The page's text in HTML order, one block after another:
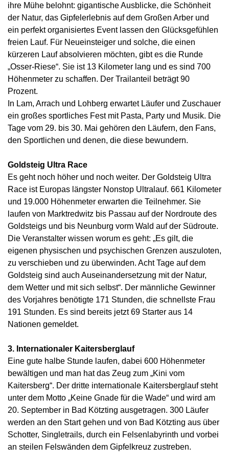
ihre Mühe belohnt: gigantische Ausblicke, die Schönheit
der Natur, das Gipfelerlebnis auf dem Großen Arber und
ein perfekt organisiertes Event lassen den Glücksgefühlen
freien Lauf. Für Neueinsteiger und solche, die einen
kürzeren Lauf absolvieren möchten, gibt es die Runde
„Osser-Riese“. Sie ist 13 Kilometer lang und es sind 700
Höhenmeter zu schaffen. Der Trailanteil beträgt 90
Prozent.
In Lam, Arrach und Lohberg erwartet Läufer und Zuschauer
ein großes sportliches Fest mit Pasta, Party und Musik. Die
Tage vom 29. bis 30. Mai gehören den Läufern, den Fans,
den Sportlichen und denen, die diese bewundern.
Goldsteig Ultra Race
Es geht noch höher und noch weiter. Der Goldsteig Ultra
Race ist Europas längster Nonstop Ultralauf. 661 Kilometer
und 19.000 Höhenmeter erwarten die Teilnehmer. Sie
laufen von Marktredwitz bis Passau auf der Nordroute des
Goldsteigs und bis Neunburg vorm Wald auf der Südroute.
Die Veranstalter wissen worum es geht: „Es gilt, die
eigenen physischen und psychischen Grenzen auszuloten,
zu verschieben und zu überwinden. Acht Tage auf dem
Goldsteig sind auch Auseinandersetzung mit der Natur,
dem Wetter und mit sich selbst“. Der männliche Gewinner
des Vorjahres benötigte 171 Stunden, die schnellste Frau
191 Stunden. Es sind bereits jetzt 69 Starter aus 14
Nationen gemeldet.
3. Internationaler Kaitersberglauf
Eine gute halbe Stunde laufen, dabei 600 Höhenmeter
bewältigen und man hat das Zeug zum „Kini vom
Kaitersberg“. Der dritte internationale Kaitersberglauf steht
unter dem Motto „Keine Gnade für die Wade“ und wird am
20. September in Bad Kötzting ausgetragen. 300 Läufer
werden an den Start gehen und von Bad Kötzting aus über
Schotter, Singletrails, durch ein Felsenlabyrinth und vorbei
an steilen Felswänden dem Gipfelkreuz zustreben.